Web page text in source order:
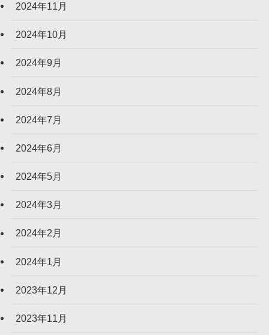
2024年11月
2024年10月
2024年9月
2024年8月
2024年7月
2024年6月
2024年5月
2024年3月
2024年2月
2024年1月
2023年12月
2023年11月